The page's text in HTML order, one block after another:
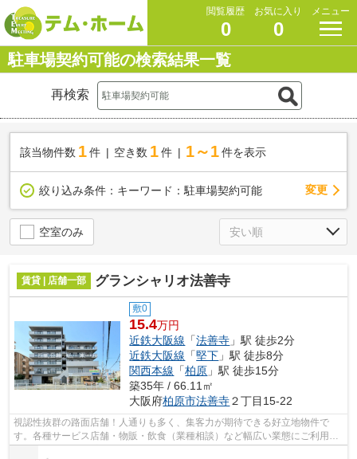
閲覧履歴
0
お気に入り
0
メニュー
駐車場契約可能の検索結果一覧
再検索
該当物件数 1件 空き数 1 件 1～1 件を表示
絞り込み条件： キーワード：駐車場契約可能 変更
空室のみ
賃貸 | 店舗一部 グランシャリオ法善寺
敷0
15.4万円
近鉄大阪線 「法善寺 」駅 徒歩2分
近鉄大阪線 「堅下 」駅 徒歩8分
関西本線 「柏原 」駅 徒歩15分
築35年 / 66.11㎡
大阪府柏原市法善寺２丁目15-22
視認性抜群の路面店舗！人通りも多く、集客力が期待できる好立地物件で
す。各種サービス店舗・物販・飲食（業種相談）など幅広い業態にご利用い